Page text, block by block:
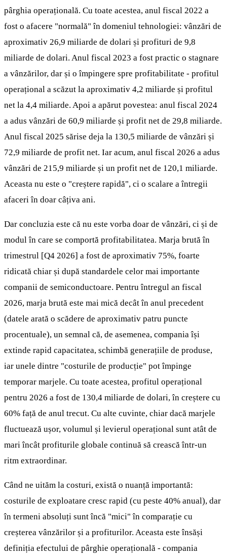
pârghia operațională. Cu toate acestea, anul fiscal 2022 a
fost o afacere "normală" în domeniul tehnologiei: vânzări de
aproximativ 26,9 miliarde de dolari și profituri de 9,8
miliarde de dolari. Anul fiscal 2023 a fost practic o stagnare
a vânzărilor, dar și o împingere spre profitabilitate - profitul
operațional a scăzut la aproximativ 4,2 miliarde și profitul
net la 4,4 miliarde. Apoi a apărut povestea: anul fiscal 2024
a adus vânzări de 60,9 miliarde și profit net de 29,8 miliarde.
Anul fiscal 2025 sărise deja la 130,5 miliarde de vânzări și
72,9 miliarde de profit net. Iar acum, anul fiscal 2026 a adus
vânzări de 215,9 miliarde și un profit net de 120,1 miliarde.
Aceasta nu este o "creștere rapidă", ci o scalare a întregii
afaceri în doar câțiva ani.
Dar concluzia este că nu este vorba doar de vânzări, ci și de
modul în care se comportă profitabilitatea. Marja brută în
trimestrul [Q4 2026] a fost de aproximativ 75%, foarte
ridicată chiar și după standardele celor mai importante
companii de semiconductoare. Pentru întregul an fiscal
2026, marja brută este mai mică decât în anul precedent
(datele arată o scădere de aproximativ patru puncte
procentuale), un semnal că, de asemenea, compania își
extinde rapid capacitatea, schimbă generațiile de produse,
iar unele dintre "costurile de producție" pot împinge
temporar marjele. Cu toate acestea, profitul operațional
pentru 2026 a fost de 130,4 miliarde de dolari, în creștere cu
60% față de anul trecut. Cu alte cuvinte, chiar dacă marjele
fluctuează ușor, volumul și levierul operațional sunt atât de
mari încât profiturile globale continuă să crească într-un
ritm extraordinar.
Când ne uităm la costuri, există o nuanță importantă:
costurile de exploatare cresc rapid (cu peste 40% anual), dar
în termeni absoluți sunt încă "mici" în comparație cu
creșterea vânzărilor și a profiturilor. Aceasta este însăși
definiția efectului de pârghie operațională - compania